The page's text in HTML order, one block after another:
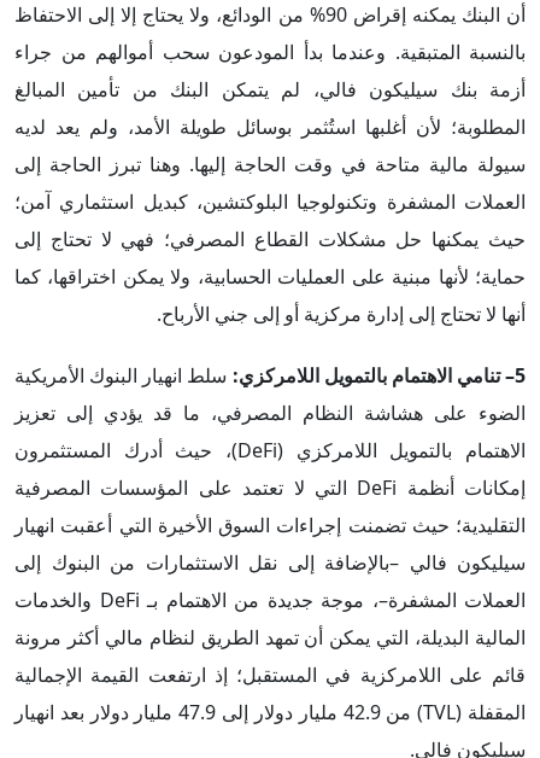
أن البنك يمكنه إقراض 90% من الودائع، ولا يحتاج إلا إلى الاحتفاظ
بالنسبة المتبقية. وعندما بدأ المودعون سحب أموالهم من جراء
أزمة بنك سيليكون فالي، لم يتمكن البنك من تأمين المبالغ
المطلوبة؛ لأن أغلبها استُثمر بوسائل طويلة الأمد، ولم يعد لديه
سيولة مالية متاحة في وقت الحاجة إليها. وهنا تبرز الحاجة إلى
العملات المشفرة وتكنولوجيا البلوكتشين، كبديل استثماري آمن؛
حيث يمكنها حل مشكلات القطاع المصرفي؛ فهي لا تحتاج إلى
حماية؛ لأنها مبنية على العمليات الحسابية، ولا يمكن اختراقها، كما
أنها لا تحتاج إلى إدارة مركزية أو إلى جني الأرباح.
5– تنامي الاهتمام بالتمويل اللامركزي:
سلط انهيار البنوك الأمريكية
الضوء على هشاشة النظام المصرفي، ما قد يؤدي إلى تعزيز
الاهتمام بالتمويل اللامركزي (DeFi)، حيث أدرك المستثمرون
إمكانات أنظمة DeFi التي لا تعتمد على المؤسسات المصرفية
التقليدية؛ حيث تضمنت إجراءات السوق الأخيرة التي أعقبت انهيار
سيليكون فالي –بالإضافة إلى نقل الاستثمارات من البنوك إلى
العملات المشفرة–، موجة جديدة من الاهتمام بـ DeFi والخدمات
المالية البديلة، التي يمكن أن تمهد الطريق لنظام مالي أكثر مرونة
قائم على اللامركزية في المستقبل؛ إذ ارتفعت القيمة الإجمالية
المقفلة (TVL) من 42.9 مليار دولار إلى 47.9 مليار دولار بعد انهيار
سيليكون فالي.